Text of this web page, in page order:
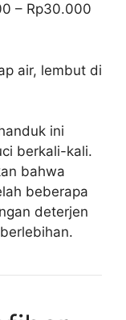
– Rp30.000
air, lembut di
ini
berkali-kali.
bahwa
beberapa
deterjen